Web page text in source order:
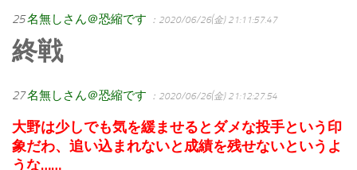
25名無しさん＠恐縮です ：2020/06/26(金) 21:11:57.47
終戦
27名無しさん＠恐縮です ：2020/06/26(金) 21:12:27.54
大野は少しでも気を緩ませるとダメな投手という印
象だわ、追い込まれないと成績を残せないというよ
うな……